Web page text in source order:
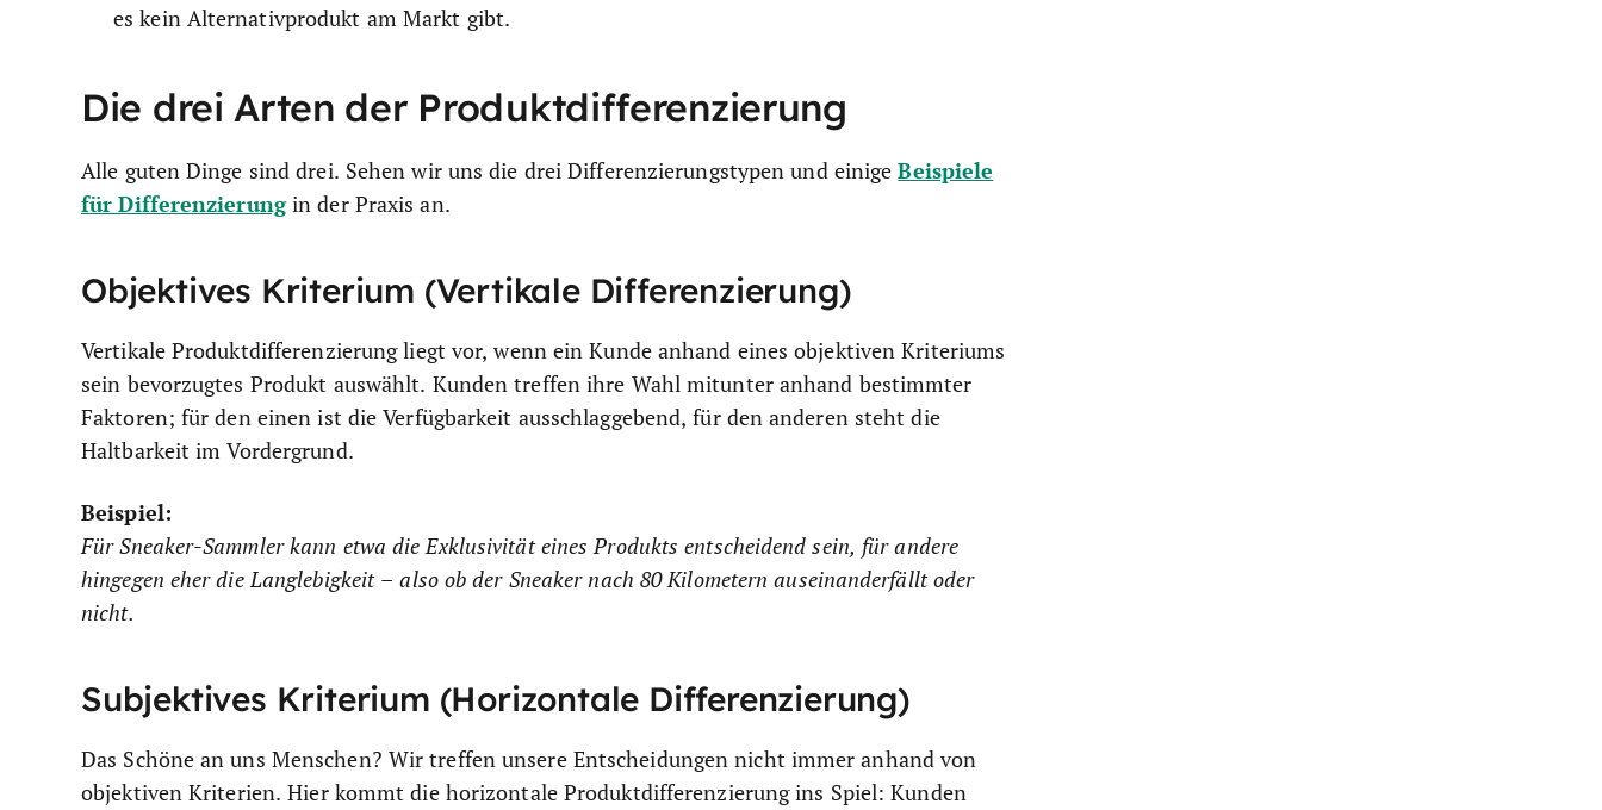
es kein Alternativprodukt am Markt gibt.
Die drei Arten der Produktdifferenzierung
Alle guten Dinge sind drei. Sehen wir uns die drei Differenzierungstypen und einigeBeispiele
für Differenzierungin der Praxis an.
Objektives Kriterium (Vertikale Differenzierung)
Vertikale Produktdifferenzierung liegt vor, wenn ein Kunde anhand eines objektiven Kriteriums
sein bevorzugtes Produkt auswählt. Kunden treffen ihre Wahl mitunter anhand bestimmter
Faktoren; für den einen ist die Verfügbarkeit ausschlaggebend, für den anderen steht die
Haltbarkeit im Vordergrund.
Beispiel:
Für Sneaker-Sammler kann etwa die Exklusivität eines Produkts entscheidend sein, für andere
hingegen eher die Langlebigkeit – also ob der Sneaker nach 80 Kilometern auseinanderfällt oder
nicht.
Subjektives Kriterium (Horizontale Differenzierung)
Das Schöne an uns Menschen? Wir treffen unsere Entscheidungen nicht immer anhand von
objektiven Kriterien. Hier kommt die horizontale Produktdifferenzierung ins Spiel: Kunden